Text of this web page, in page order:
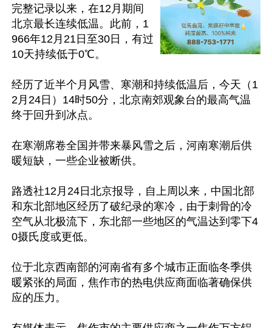
完整记录以来，在12月期间
北京最长连续低温。此前，1
966年12月21日至30日，有过
10天持续低于0℃。
经历了近半个月风雪、寒潮和持续低温后，今天（1
2月24日）14时50分，北京南郊观象台的最高气温
终于回升到冰点。
在寒潮席卷全国并带来暴风雪之后，河南寒潮后供
暖短缺，一些企业被断供。
路透社12月24日北京报导，自上周以来，中国北部
和东北部地区经历了破纪录的寒冷，由于刺骨的冷
空气从北极流下，东北部一些地区的气温达到零下4
0摄氏度或更低。
位于北京西南部的河南省有多个城市正面临冬季供
暖紧张的局面，焦作市的热电供应商面临著确保供
应的压力。